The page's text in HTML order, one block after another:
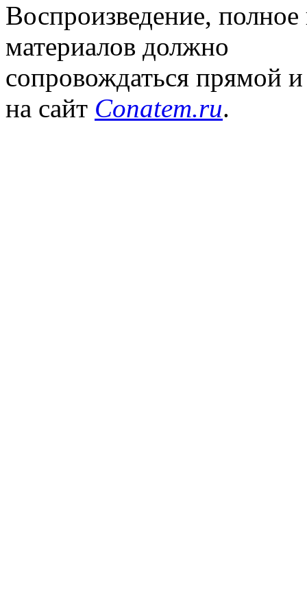
Воспроизведение,
материалов должно
сопровождаться прямой
на сайт Conatem.ru.